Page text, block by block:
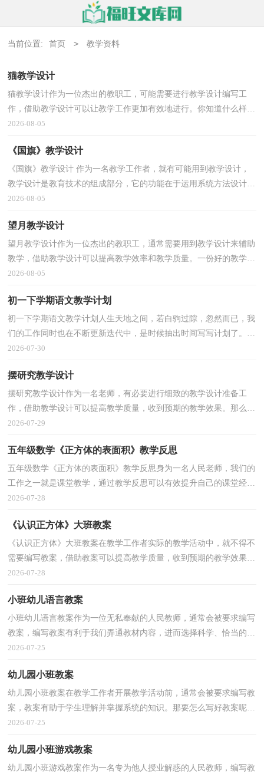
当前位置: 首页 > 教学资料
猫教学设计
猫教学设计作为一位杰出的教职工，可能需要进行教学设计编写工
作，借助教学设计可以让教学工作更加有效地进行。你知道什么样的
教学设计才能切实有效地帮助到我们吗？以下是小编为...
2026-08-05
《国旗》教学设计
《国旗》教学设计 作为一名教学工作者，就有可能用到教学设计，
教学设计是教育技术的组成部分，它的功能在于运用系统方法设计教
学过程，使之成为一种具有操作性的程序。那么什么样...
2026-08-05
望月教学设计
望月教学设计作为一位杰出的教职工，通常需要用到教学设计来辅助
教学，借助教学设计可以提高教学效率和教学质量。一份好的教学设
计是什么样子的呢？下面是小编整理的望月教学设计...
2026-08-05
初一下学期语文教学计划
初一下学期语文教学计划人生天地之间，若白驹过隙，忽然而已，我
们的工作同时也在不断更新迭代中，是时候抽出时间写写计划了。好
的计划都具备一些什么特点呢？下面是小编精心整理的初...
2026-07-30
摆研究教学设计
摆研究教学设计作为一名老师，有必要进行细致的教学设计准备工
作，借助教学设计可以提高教学质量，收到预期的教学效果。那么问
题来了，教学设计应该怎么写？下面是小编为大家整理的摆...
2026-07-29
五年级数学《正方体的表面积》教学反思
五年级数学《正方体的表面积》教学反思身为一名人民老师，我们的
工作之一就是课堂教学，通过教学反思可以有效提升自己的课堂经
验，那么你有了解过教学反思吗？下面是小编整理的五年...
2026-07-28
《认识正方体》大班教案
《认识正方体》大班教案在教学工作者实际的教学活动中，就不得不
需要编写教案，借助教案可以提高教学质量，收到预期的教学效果。
那么问题来了，教案应该怎么写？以下是小编整理的《认...
2026-07-28
小班幼儿语言教案
小班幼儿语言教案作为一位无私奉献的人民教师，通常会被要求编写
教案，编写教案有利于我们弄通教材内容，进而选择科学、恰当的教
学方法。那么问题来了，教案应该怎么写？以下是小编为...
2026-07-25
幼儿园小班教案
幼儿园小班教案在教学工作者开展教学活动前，通常会被要求编写教
案，教案有助于学生理解并掌握系统的知识。那要怎么写好教案呢？
以下是小编精心整理的幼儿园小班教案，欢迎大家借鉴...
2026-07-25
幼儿园小班游戏教案
幼儿园小班游戏教案作为一名专为他人授业解惑的人民教师，编写教